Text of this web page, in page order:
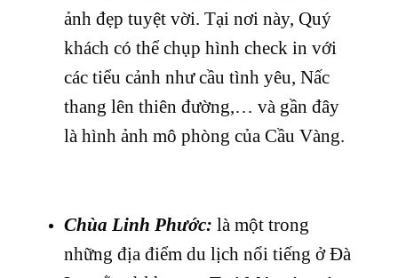
ảnh đẹp tuyệt vời. Tại nơi này, Quý
khách có thể chụp hình check in với
các tiểu cảnh như cầu tình yêu, Nấc
thang lên thiên đường,… và gần đây
là hình ảnh mô phòng của Cầu Vàng.
Chùa Linh Phước:là một trong
những địa điểm du lịch nổi tiếng ở Đà